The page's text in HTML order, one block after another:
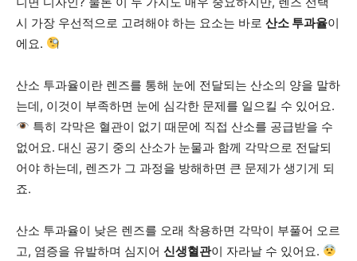
시 가장 우선적으로 고려해야 하는 요소는 바로 산소 투과율이
에요.
산소 투과율이란 렌즈를 통해 눈에 전달되는 산소의 양을 말하
는데, 이것이 부족하면 눈에 심각한 문제를 일으킬 수 있어요.
특히 각막은 혈관이 없기 때문에 직접 산소를 공급받을 수
없어요. 대신 공기 중의 산소가 눈물과 함께 각막으로 전달되
어야 하는데, 렌즈가 그 과정을 방해하면 큰 문제가 생기게 되
죠.
산소 투과율이 낮은 렌즈를 오래 착용하면 각막이 부풀어 오르
고, 염증을 유발하며 심지어 신생혈관이 자라날 수 있어요.